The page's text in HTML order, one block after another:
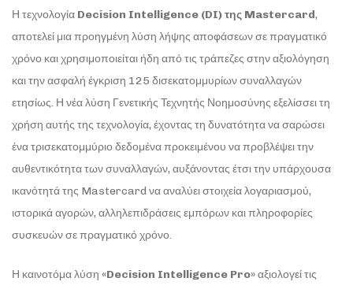
Η τεχνολογία Decision Intelligence (DI) της Mastercard,
αποτελεί μια προηγμένη λύση λήψης αποφάσεων σε πραγματικό
χρόνο και χρησιμοποιείται ήδη από τις τράπεζες στην αξιολόγηση
και την ασφαλή έγκριση 125 δισεκατομμυρίων συναλλαγών
ετησίως. Η νέα λύση Γενετικής Τεχνητής Νοημοσύνης εξελίσσει τη
χρήση αυτής της τεχνολογία, έχοντας τη δυνατότητα να σαρώσει
ένα τρισεκατομμύριο δεδομένα προκειμένου να προβλέψει την
αυθεντικότητα των συναλλαγών, αυξάνοντας έτσι την υπάρχουσα
ικανότητά της Mastercard να αναλύει στοιχεία λογαριασμού,
ιστορικά αγορών, αλληλεπιδράσεις εμπόρων και πληροφορίες
συσκευών σε πραγματικό χρόνο.
Η καινοτόμα λύση «Decision Intelligence Pro»αξιολογεί τις